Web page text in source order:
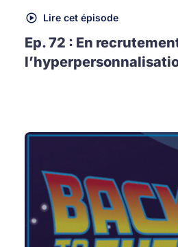
Lire cet épisode
Ep. 72 : En